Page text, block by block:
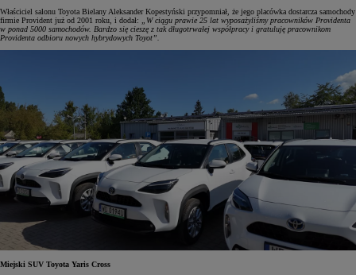
Właściciel salonu Toyota Bielany Aleksander Kopestyński przypomniał, że jego placówka dostarcza samochody
firmie Provident już od 2001 roku, i dodał:
„W ciągu prawie 25 lat wyposażyliśmy pracowników Providenta
w ponad 5000 samochodów. Bardzo się cieszę z tak długotrwałej współpracy i gratuluję pracownikom
Providenta odbioru nowych hybrydowych Toyot”.
Miejski SUV Toyota Yaris Cross